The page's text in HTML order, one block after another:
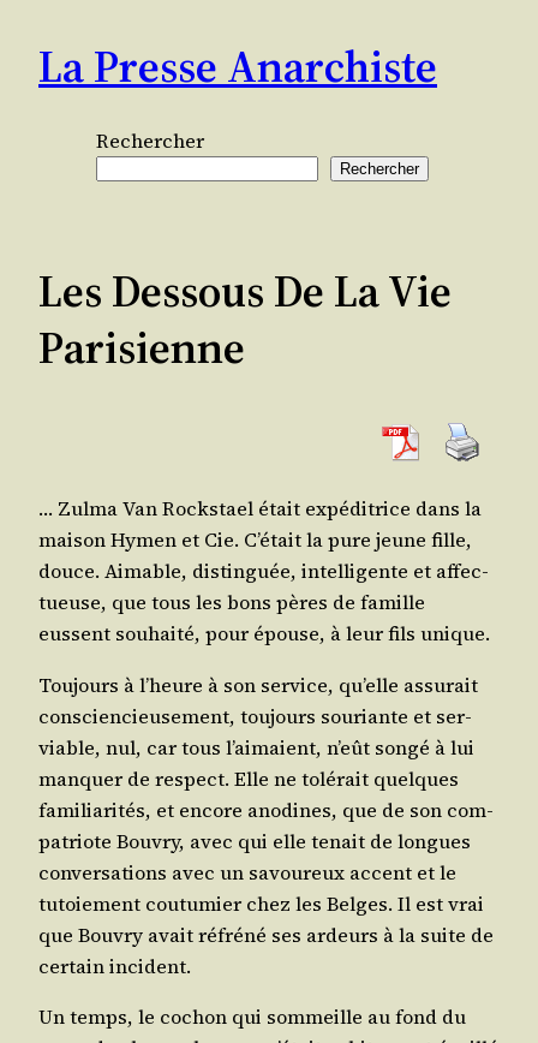
contenu
La Presse Anarchiste
Rechercher
Rechercher
Les Dessous De La Vie
Parisienne
… Zul­ma Van Rocks­tael était expé­di­trice dans la
mai­son Hymen et Cie. C’é­tait la pure jeune fille,
douce. Aimable, dis­tin­guée, intel­li­gente et affec­
tueuse, que tous les bons pères de famille
eussent sou­hai­té, pour épouse, à leur fils unique.
Tou­jours à l’heure à son ser­vice, qu’elle assu­rait
conscien­cieu­se­ment, tou­jours sou­riante et ser­
viable, nul, car tous l’ai­maient, n’eût son­gé à lui
man­quer de res­pect. Elle ne tolé­rait quelques
fami­lia­ri­tés, et encore ano­dines, que de son com­
pa­triote Bou­vry, avec qui elle tenait de longues
conver­sa­tions avec un savou­reux accent et le
tutoie­ment cou­tu­mier chez les Belges. Il est vrai
que Bou­vry avait réfré­né ses ardeurs à la suite de
cer­tain incident.
Un temps, le cochon qui som­meille au fond du